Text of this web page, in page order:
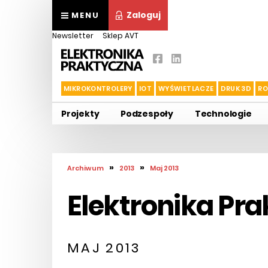
MENU Zaloguj
Newsletter Sklep AVT
MIKROKONTROLERY IOT WYŚWIETLACZE DRUK 3D
Projekty Podzespoły Technologie
Archiwum » 2013 » Maj 2013
Elektronika
MAJ 2013